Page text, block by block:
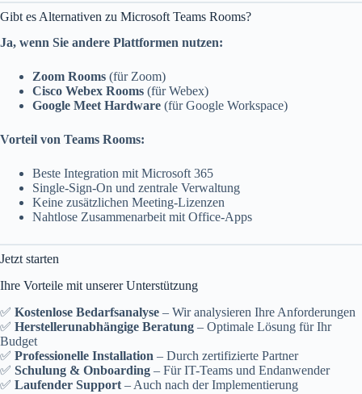
Gibt es Alternativen zu Microsoft Teams Rooms?
Ja, wenn Sie andere Plattformen nutzen:
Zoom Rooms (für Zoom)
Cisco Webex Rooms (für Webex)
Google Meet Hardware (für Google Workspace)
Vorteil von Teams Rooms:
Beste Integration mit Microsoft 365
Single-Sign-On und zentrale Verwaltung
Keine zusätzlichen Meeting-Lizenzen
Nahtlose Zusammenarbeit mit Office-Apps
Jetzt starten
Ihre Vorteile mit unserer Unterstützung
✅ Kostenlose Bedarfsanalyse – Wir analysieren Ihre Anforderungen
✅ Herstellerunabhängige Beratung – Optimale Lösung für Ihr
Budget
✅ Professionelle Installation – Durch zertifizierte Partner
✅ Schulung & Onboarding – Für IT-Teams und Endanwender
✅ Laufender Support – Auch nach der Implementierung